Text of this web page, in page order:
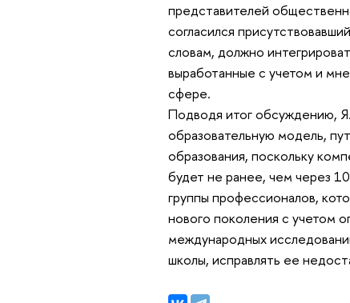
представителей
согласился
словам, должно
выработанные с учетом и
сфере.
Подводя итог обсуждению,
образовательную модель,
образования, поскольку
будет не ранее, чем через
группы профессионалов,
нового поколения с учетом
международных
школы, исправлять ее